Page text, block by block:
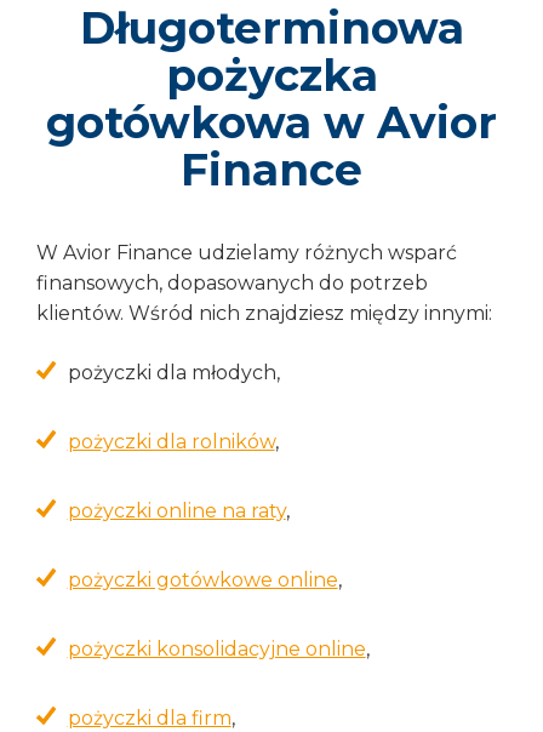
Długoterminowa
pożyczka
gotówkowa w Avior
Finance
W Avior Finance udzielamy różnych wsparć
finansowych, dopasowanych do potrzeb
klientów. Wśród nich znajdziesz między innymi:
pożyczki dla młodych,
pożyczki dla rolników,
pożyczki online na raty,
pożyczki gotówkowe online,
pożyczki konsolidacyjne online,
pożyczki dla firm,